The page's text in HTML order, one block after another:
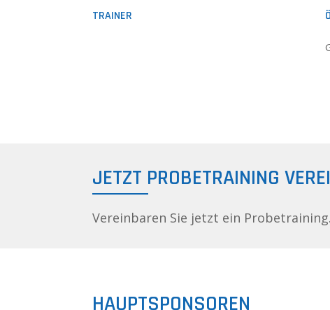
TRAINER
JETZT PROBETRAINING
Vereinbaren Sie jetzt ein
HAUPTSPONSOREN